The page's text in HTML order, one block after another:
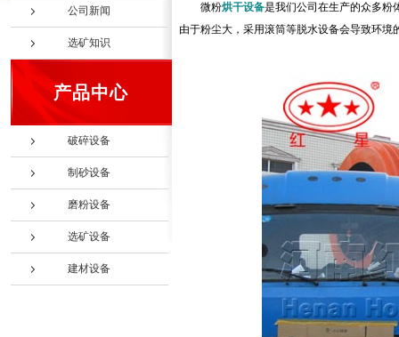
公司新闻
选矿知识
产品中心
破碎设备
制砂设备
磨粉设备
选矿设备
建材设备
微粉烘干设备是我们公司在生产的众多粉
由于粉尘大，采用滚筒等脱水设备会导致环